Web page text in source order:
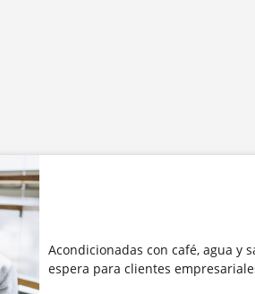
Acondicionadas con café, agua y
espera para clientes